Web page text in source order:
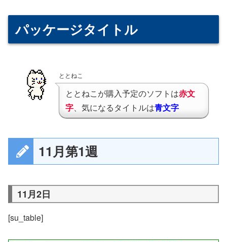
パッケージタイトル
ととねこ
ととねこが購入予定のソフトは赤文
字、気になるタイトルは青文字
11月第1週
11月2日
[su_table]